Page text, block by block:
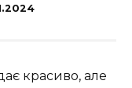
красиво, але